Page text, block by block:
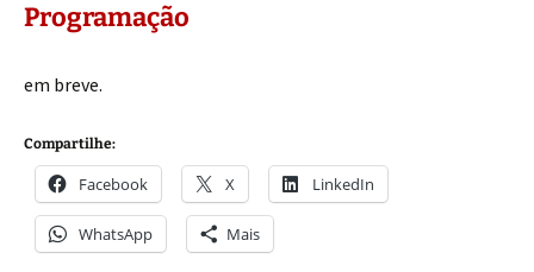
Programação
em breve.
Compartilhe:
Facebook X LinkedIn
WhatsApp Mais